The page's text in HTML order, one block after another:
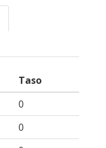
Taso
0
0